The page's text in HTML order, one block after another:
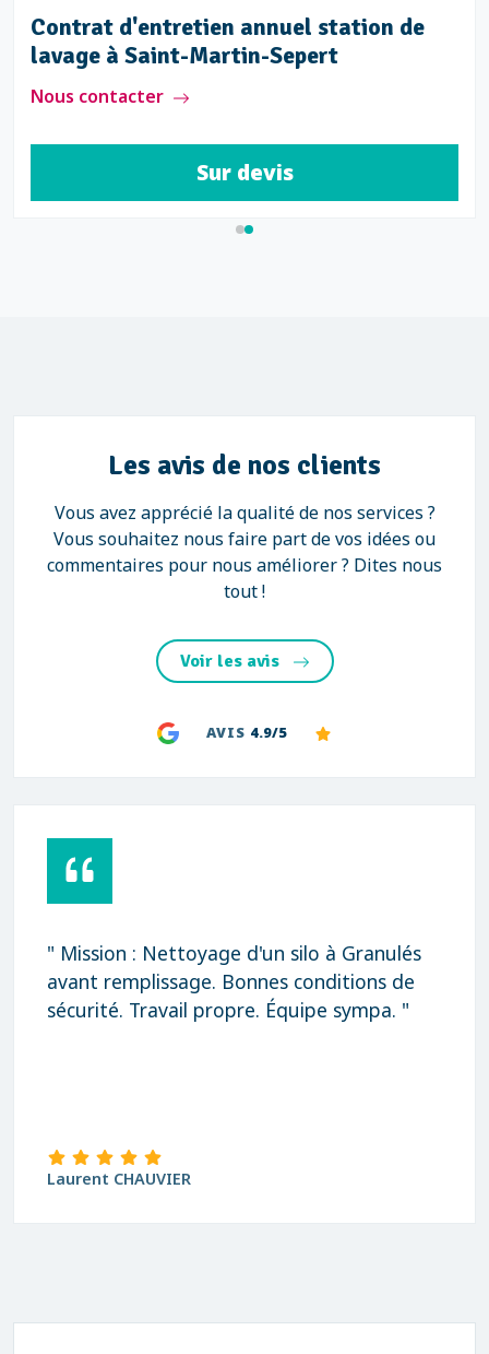
Contrat d'entretien annuel station de
lavage à Saint-Martin-Sepert
Nous contacter
Sur devis
Les avis de nos clients
Vous avez apprécié la qualité de nos services ?
Vous souhaitez nous faire part de vos idées ou
commentaires pour nous améliorer ? Dites nous
tout !
Voir les avis
AVIS 4.9/5
" Mission : Nettoyage d'un silo à Granulés
avant remplissage. Bonnes conditions de
sécurité. Travail propre. Équipe sympa. "
Laurent CHAUVIER